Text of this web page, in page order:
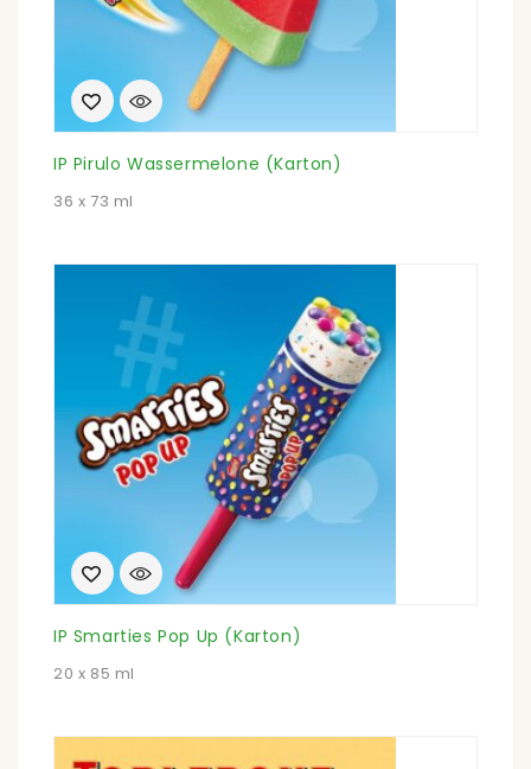
IP Pirulo Wassermelone (Karton)
36 x 73 ml
IP Smarties Pop Up (Karton)
20 x 85 ml